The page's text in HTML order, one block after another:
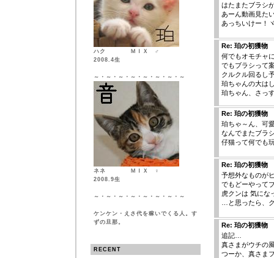
ハク ＭＩＸ ♂
2008.4生
～・～・～・～・～・～・～・～
ネネ ＭＩＸ ♀
2008.9生
～・～・～・～・～・～・～・～
ケンケン・えさ代を稼いでくる人。す
ずの旦那。
RECENT
はたまたブラシ
あーん動画見た
あっちいけー！
Re: 珀の初獲物
何でもオモチャ
でもブラシって
クルクル回るし
珀ちゃんの大は
珀ちゃん、さっ
Re: 珀の初獲物
珀ちゃ～ん、可
なんでまたブラ
仔猫って何でも
Re: 珀の初獲物
予想外なものが
でもどーやって
虎クンは 気にな
…と思ったら、
Re: 珀の初獲物
追記…
真さまがウチの
つーか、真さま